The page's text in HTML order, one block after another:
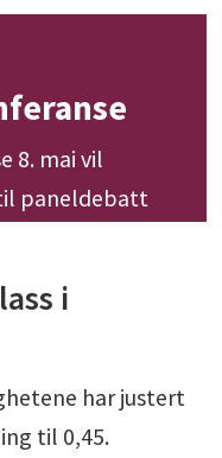
8. mai vil
paneldebatt
for
Thon
i
har justert
til 0,45.